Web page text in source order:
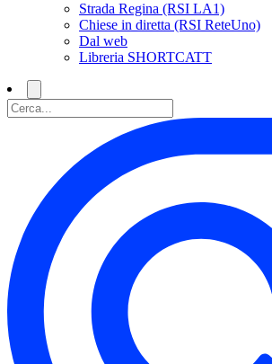
Strada Regina (RSI LA1)
Chiese in diretta (RSI ReteUno)
Dal web
Libreria SHORTCATT